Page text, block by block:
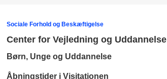
Sociale Forhold og Beskæftigelse
Center for Vejledning og Uddannelse
Børn, Unge og Uddannelse
Åbningstider i Visitationen